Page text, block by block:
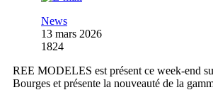
News
13 mars 2026
1824
REE MODELES est présent ce week-end
Bourges et présente la nouveauté de la